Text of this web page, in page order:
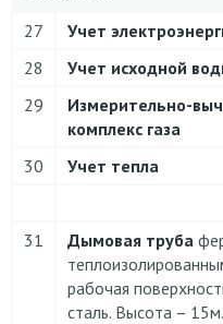
27
Учет
28
Учет исходной
29
Измерительно-
комплекс газа
30 Учет тепла
31 Дымовая труба
рабочая
сталь. Высота – 15м.